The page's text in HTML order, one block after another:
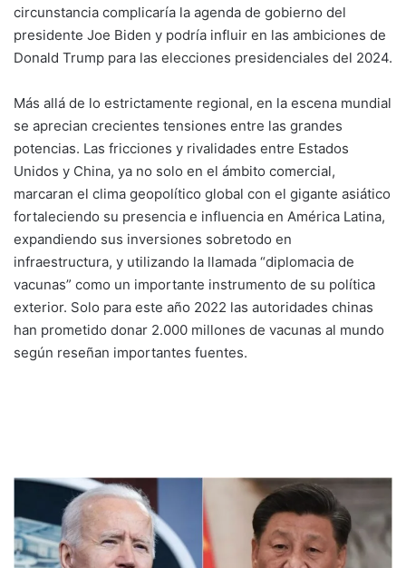
circunstancia complicaría la agenda de gobierno del
presidente Joe Biden y podría influir en las ambiciones de
Donald Trump para las elecciones presidenciales del 2024.
Más allá de lo estrictamente regional, en la escena mundial
se aprecian crecientes tensiones entre las grandes
potencias. Las fricciones y rivalidades entre Estados
Unidos y China, ya no solo en el ámbito comercial,
marcaran el clima geopolítico global con el gigante asiático
fortaleciendo su presencia e influencia en América Latina,
expandiendo sus inversiones sobretodo en
infraestructura, y utilizando la llamada “diplomacia de
vacunas” como un importante instrumento de su política
exterior. Solo para este año 2022 las autoridades chinas
han prometido donar 2.000 millones de vacunas al mundo
según reseñan importantes fuentes.